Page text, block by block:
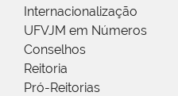
Internacionalização
UFVJM em Números
Conselhos
Reitoria
Pró-Reitorias